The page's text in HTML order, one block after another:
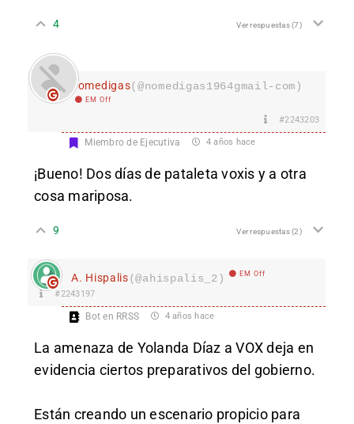
4 Ver respuestas(7)
nomedigas(@nomedigas1964gmail-com)
EM Off
#2243203
Miembro de Ejecutiva 4 años hace
¡Bueno! Dos días de pataleta voxis y a otra
cosa mariposa.
9 Ver respuestas(2)
A. Hispalis(@ahispalis_2) EM Off
#2243197
Bot en RRSS 4 años hace
La amenaza de Yolanda Díaz a VOX deja en
evidencia ciertos preparativos del gobierno.
Están creando un escenario propicio para